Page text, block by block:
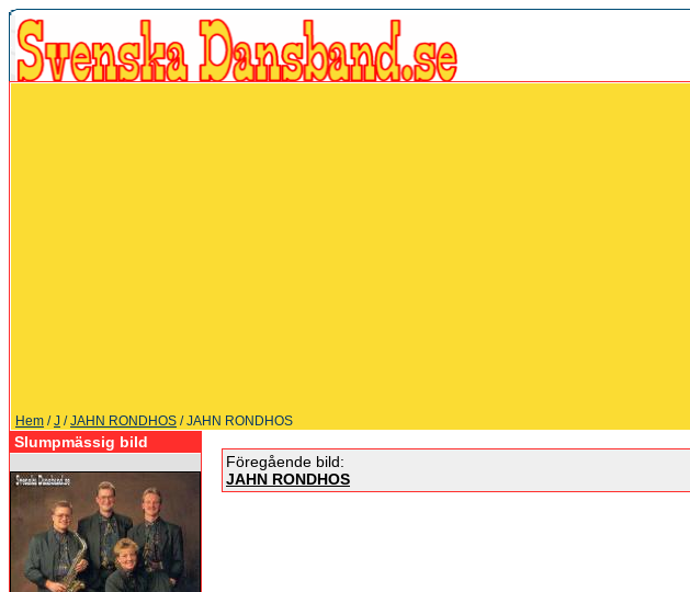
Hem /J /JAHN RONDHOS / JAHN RONDHOS
Slumpmässig bild
Föregående bild:
JAHN RONDHOS